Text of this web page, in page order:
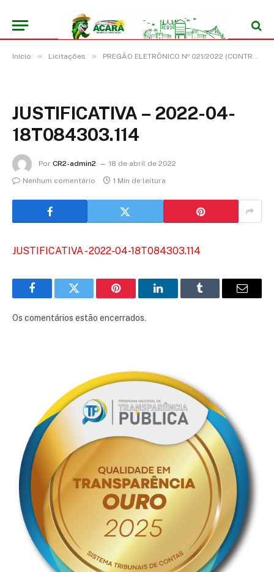
Início » Licitações » PREGÃO ELETRÔNICO Nº 021/2022 (CONTRATAÇÃO DE SERVIÇOS DE ASSESSORIA E CONSULTORIA EM GESTÃO DE SERVIÇOS WEB PARA REDES SOCIAIS, PLANEJAMENTO, COMUNICAÇÃO INSTITUCIONAL)
JUSTIFICATIVA – 2022-04-
18T084303.114
Por CR2-admin2
18 de abril de 2022
Nenhum comentário
1 Min de leitura
JUSTIFICATIVA - 2022-04-18T084303.114
FacebookTwitter Pinterest LinkedInTumblr
E-
Os comentários estão encerrados.